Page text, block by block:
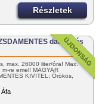
Részletek
darabolós
max. 26000 liter/óra! Max.
re emel! MAGYAR
KIVITEL; Örökös,
Áfa